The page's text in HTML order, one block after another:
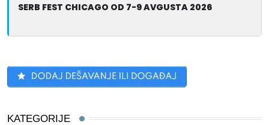
SERB FEST CHICAGO OD 7-9 AVGUSTA 2026
KATEGORIJE